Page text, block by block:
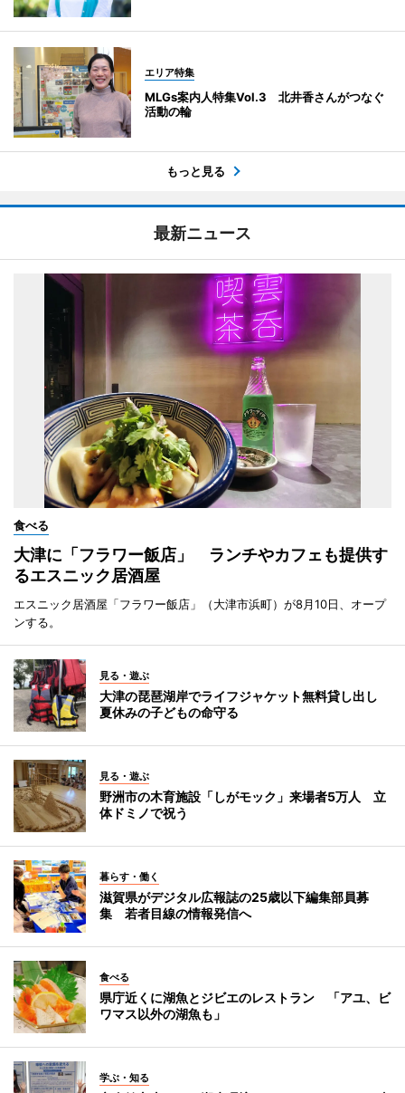
エリア特集
MLGs案内人特集Vol.3 北井香さんがつなぐ
活動の輪
もっと見る
最新ニュース
食べる
大津に「フラワー飯店」 ランチやカフェも提供す
るエスニック居酒屋
エスニック居酒屋「フラワー飯店」（大津市浜町）が8月10日、オープ
ンする。
見る・遊ぶ
大津の琵琶湖岸でライフジャケット無料貸し出し
夏休みの子どもの命守る
見る・遊ぶ
野洲市の木育施設「しがモック」来場者5万人 立
体ドミノで祝う
暮らす・働く
滋賀県がデジタル広報誌の25歳以下編集部員募
集 若者目線の情報発信へ
食べる
県庁近くに湖魚とジビエのレストラン 「アユ、ビ
ワマス以外の湖魚も」
学ぶ・知る